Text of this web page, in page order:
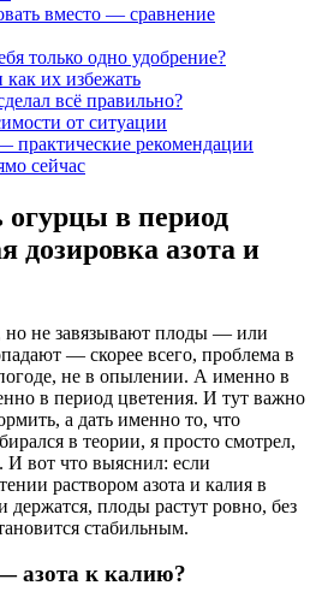
вместо — сравнение
только одно удобрение?
их избежать
всё правильно?
от ситуации
практические рекомендации
сейчас
в период
дозировка азота и
но не завязывают плоды — или
— скорее всего, проблема в
не в опылении. А именно в
в период цветения. И тут важно
а дать именно то, что
в теории, я просто смотрел,
И вот что выяснил: если
раствором азота и калия в
плоды растут ровно, без
стабильным.
азота к калию?